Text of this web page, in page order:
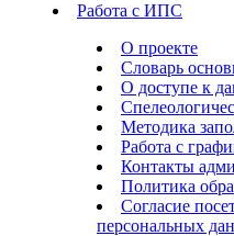
Работа с ИПС
О проекте
Словарь
О доступе к
Методика
Работа с
Контакты
Политика
Согласие
персональных